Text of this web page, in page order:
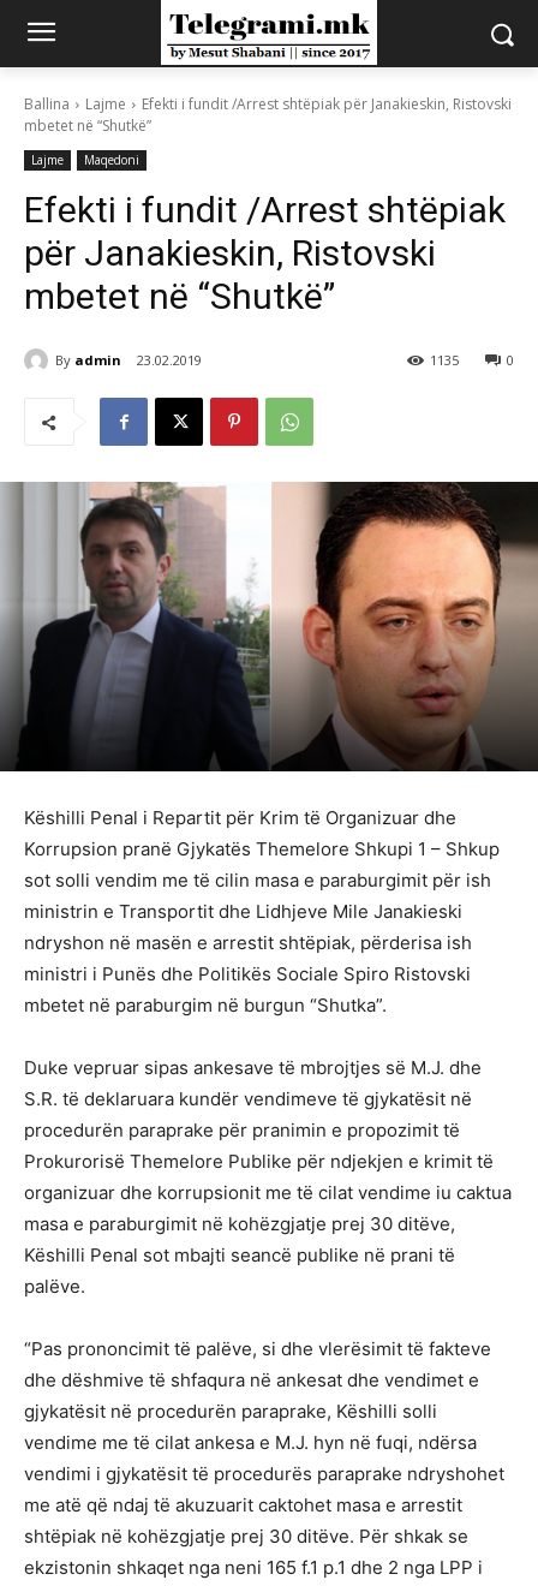
Ballina Lajme
Efekti i fundit /Arrest shtëpiak për Janakieskin, Ristovski
mbetet në “Shutkë”
Lajme Maqedoni
Efekti i fundit /Arrest shtëpiak
për Janakieskin, Ristovski
mbetet në “Shutkë”
By admin 23.02.2019 0
1135
Këshilli Penal i Repartit për Krim të Organizuar dhe
Korrupsion pranë Gjykatës Themelore Shkupi 1 – Shkup
sot solli vendim me të cilin masa e paraburgimit për ish
ministrin e Transportit dhe Lidhjeve Mile Janakieski
ndryshon në masën e arrestit shtëpiak, përderisa ish
ministri i Punës dhe Politikës Sociale Spiro Ristovski
mbetet në paraburgim në burgun “Shutka”.
Duke vepruar sipas ankesave të mbrojtjes së M.J. dhe
S.R. të deklaruara kundër vendimeve të gjykatësit në
procedurën paraprake për pranimin e propozimit të
Prokurorisë Themelore Publike për ndjekjen e krimit të
organizuar dhe korrupsionit me të cilat vendime iu caktua
masa e paraburgimit në kohëzgjatje prej 30 ditëve,
Këshilli Penal sot mbajti seancë publike në prani të
palëve.
“Pas prononcimit të palëve, si dhe vlerësimit të fakteve
dhe dëshmive të shfaqura në ankesat dhe vendimet e
gjykatësit në procedurën paraprake, Këshilli solli
vendime me të cilat ankesa e M.J. hyn në fuqi, ndërsa
vendimi i gjykatësit të procedurës paraprake ndryshohet
me atë që ndaj të akuzuarit caktohet masa e arrestit
shtëpiak në kohëzgjatje prej 30 ditëve. Për shkak se
ekzistonin shkaqet nga neni 165 f.1 p.1 dhe 2 nga LPP i